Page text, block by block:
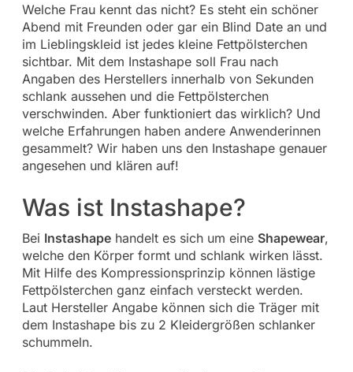
Welche Frau kennt das nicht? Es steht ein schöner
Abend mit Freunden oder gar ein Blind Date an und
im Lieblingskleid ist jedes kleine Fettpölsterchen
sichtbar. Mit dem Instashape soll Frau nach
Angaben des Herstellers innerhalb von Sekunden
schlank aussehen und die Fettpölsterchen
verschwinden. Aber funktioniert das wirklich? Und
welche Erfahrungen haben andere Anwenderinnen
gesammelt? Wir haben uns den Instashape genauer
angesehen und klären auf!
Was ist Instashape?
Bei Instashapehandelt es sich um eine Shapewear,
welche den Körper formt und schlank wirken lässt.
Mit Hilfe des Kompressionsprinzip können lästige
Fettpölsterchen ganz einfach versteckt werden.
Laut Hersteller Angabe können sich die Träger mit
dem Instashape bis zu 2 Kleidergrößen schlanker
schummeln.